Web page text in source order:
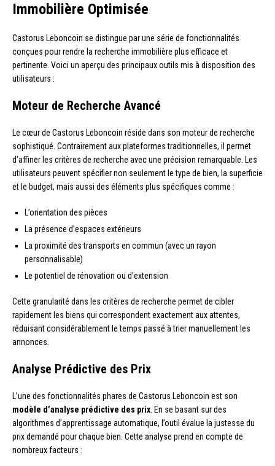
Immobilière Optimisée
Castorus Leboncoin se distingue par une série de fonctionnalités
conçues pour rendre la recherche immobilière plus efficace et
pertinente. Voici un aperçu des principaux outils mis à disposition des
utilisateurs :
Moteur de Recherche Avancé
Le cœur de Castorus Leboncoin réside dans son moteur de recherche
sophistiqué. Contrairement aux plateformes traditionnelles, il permet
d’affiner les critères de recherche avec une précision remarquable. Les
utilisateurs peuvent spécifier non seulement le type de bien, la superficie
et le budget, mais aussi des éléments plus spécifiques comme :
L’orientation des pièces
La présence d’espaces extérieurs
La proximité des transports en commun (avec un rayon
personnalisable)
Le potentiel de rénovation ou d’extension
Cette granularité dans les critères de recherche permet de cibler
rapidement les biens qui correspondent exactement aux attentes,
réduisant considérablement le temps passé à trier manuellement les
annonces.
Analyse Prédictive des Prix
L’une des fonctionnalités phares de Castorus Leboncoin est son
modèle d’analyse prédictive des prix . En se basant sur des
algorithmes d’apprentissage automatique, l’outil évalue la justesse du
prix demandé pour chaque bien. Cette analyse prend en compte de
nombreux facteurs :